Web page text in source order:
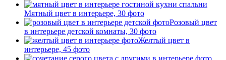
Мятный цвет в интерьере, 30 фото
Розовый цвет
в интерьере детской комнаты, 30 фото
Желтый цвет в
интерьере, 45 фото